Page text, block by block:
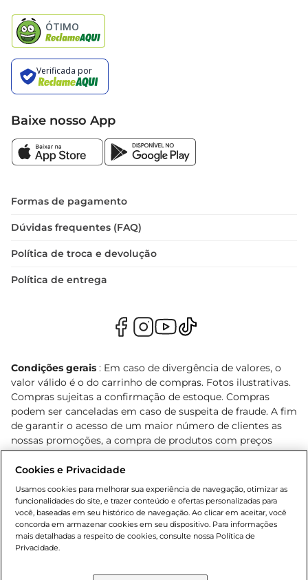
Baixe nosso App
Formas de pagamento
Dúvidas frequentes (FAQ)
Política de troca e devolução
Política de entrega
Condições gerais : Em caso de divergência de valores, o
valor válido é o do carrinho de compras. Fotos ilustrativas.
Compras sujeitas a confirmação de estoque. Compras
podem ser canceladas em caso de suspeita de fraude. A fim
de garantir o acesso de um maior número de clientes as
nossas promoções, a compra de produtos com preços
promocionais poderá ter sua quantidade limitada por
cliente. Os preços, ofertas e condições são exclusivos para
o e-commerce e válidos durante o dia de hoje, podendo
sofrer alterações sem prévia notificação. Proibida a venda
de bebidas alcoólicas para menores de 18 anos, conforme
Lei n.º 8069/90, art. 81, inciso II (Estatuto da Criança e do
Adolescente). Preços e condições exclusivos para o
Cookies e Privacidade
Usamos cookies para melhorar sua experiência de navegação, otimizar as
funcionalidades do site, e trazer conteúdo e ofertas personalizadas para
você, baseadas em seu histórico de navegação. Ao clicar em aceitar, você
concorda em armazenar cookies em seu dispositivo. Para informações
mais detalhadas a respeito de cookies, consulte nossa Política de
Privacidade.